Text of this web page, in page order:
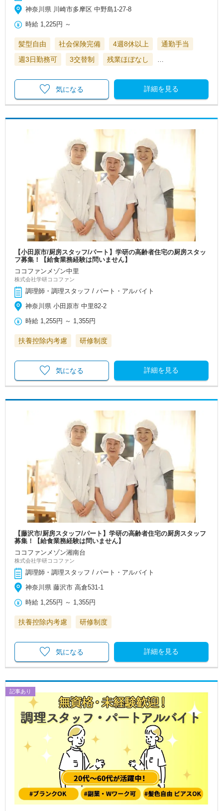
神奈川県 川崎市多摩区 中野島1-27-8
時給 1,225円 ～
髪型自由 社会保険完備 4週8休以上
通勤手当
週3日勤務可
3交替制 残業ほぼなし …
詳細を見る
気になる
【小田原市/厨房スタッフ/パート】学研の高齢者住宅の厨房スタッ
フ募集！【給食業務経験は問いません】
ココファンメゾン中里
株式会社学研ココファン
調理師・調理スタッフ / パート・アルバイト
神奈川県 小田原市 中里82-2
時給 1,255円 ～ 1,355円
扶養控除内考慮 研修制度
詳細を見る
気になる
【藤沢市/厨房スタッフ/パート】学研の高齢者住宅の厨房スタッフ
募集！【給食業務経験は問いません】
ココファンメゾン湘南台
株式会社学研ココファン
調理師・調理スタッフ / パート・アルバイト
神奈川県 藤沢市 高倉531-1
時給 1,255円 ～ 1,355円
扶養控除内考慮 研修制度
詳細を見る
気になる
記事あり